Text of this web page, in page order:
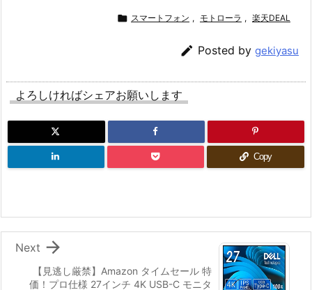
 スマートフォン , モトローラ , 楽天DEAL
 Posted by gekiyasu
よろしければシェアお願いします
Copy
【見逃し厳禁】Amazon タイムセール 特
価！プロ仕様 27インチ 4K USB-C モニタ

Next